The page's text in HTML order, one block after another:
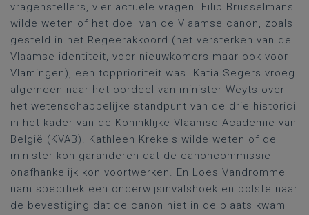
vragenstellers, vier actuele vragen. Filip Brusselmans
wilde weten of het doel van de Vlaamse canon, zoals
gesteld in het Regeerakkoord (het versterken van de
Vlaamse identiteit, voor nieuwkomers maar ook voor
Vlamingen), een topprioriteit was. Katia Segers vroeg
algemeen naar het oordeel van minister Weyts over
het wetenschappelijke standpunt van de drie historici
in het kader van de Koninklijke Vlaamse Academie van
België (KVAB). Kathleen Krekels wilde weten of de
minister kon garanderen dat de canoncommissie
onafhankelijk kon voortwerken. En Loes Vandromme
nam specifiek een onderwijsinvalshoek en polste naar
de bevestiging dat de canon niet in de plaats kwam